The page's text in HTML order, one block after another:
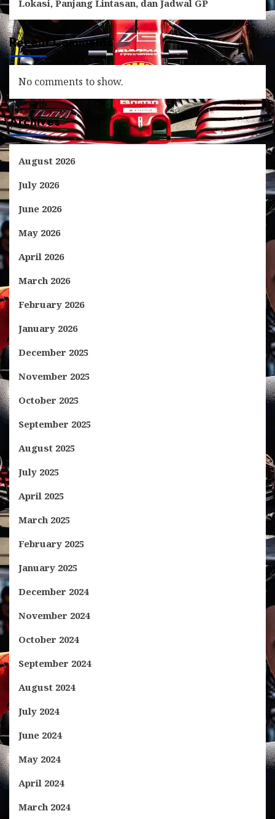
Lokasi, Panjang Lintasan, dan Jadwal GP
Recent Comments
No comments to show.
Archives
August 2026
July 2026
June 2026
May 2026
April 2026
March 2026
February 2026
January 2026
December 2025
November 2025
October 2025
September 2025
August 2025
July 2025
April 2025
March 2025
February 2025
January 2025
December 2024
November 2024
October 2024
September 2024
August 2024
July 2024
June 2024
May 2024
April 2024
March 2024